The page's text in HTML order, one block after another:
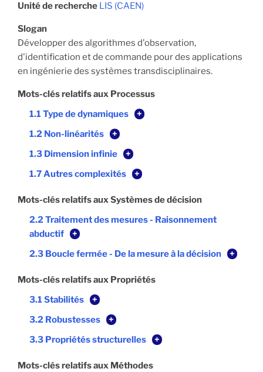
Unité de recherche LIS (CAEN)
Slogan
Développer des algorithmes d'observation,
d'identification et de commande pour des applications
en ingénierie des systèmes transdisciplinaires.
Mots-clés relatifs aux Processus
1.1 Type de dynamiques
+
1.2 Non-linéarités
+
1.3 Dimension infinie
+
1.7 Autres complexités
+
Mots-clés relatifs aux Systèmes de décision
2.2 Traitement des mesures - Raisonnement
abductif
+
2.3 Boucle fermée - De la mesure à la décision
+
Mots-clés relatifs aux Propriétés
3.1 Stabilités
+
3.2 Robustesses
+
3.3 Propriétés structurelles
+
Mots-clés relatifs aux Méthodes